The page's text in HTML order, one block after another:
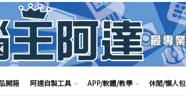
開箱 阿達自製工具 APP/軟體/教學 休閒/懶人包